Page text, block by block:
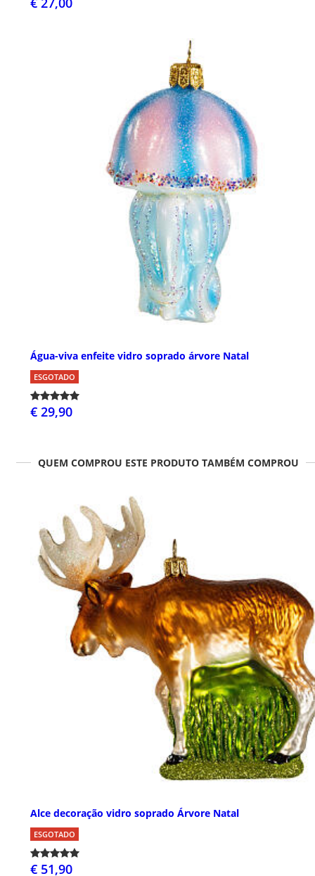
Água-viva enfeite vidro soprado árvore Natal
ESGOTADO
€ 29,90
QUEM COMPROU ESTE PRODUTO TAMBÉM COMPROU
Alce decoração vidro soprado Árvore Natal
ESGOTADO
€ 51,90